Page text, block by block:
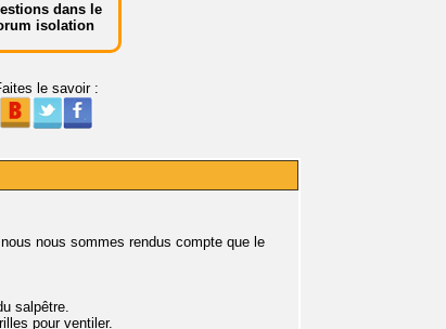
dans le
isolation
le savoir :
nous sommes rendus compte que le
salpêtre.
pour ventiler.